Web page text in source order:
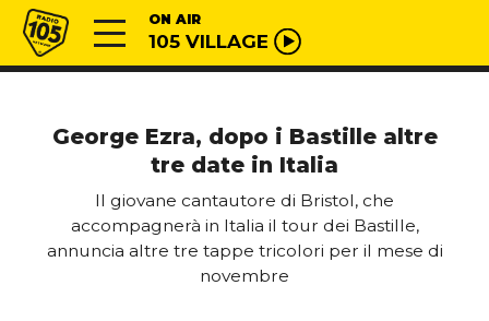
Vai al contenuto
Radio 105 ON AIR
105 VILLAGE
George Ezra, dopo i Bastille altre
tre date in Italia
Il giovane cantautore di Bristol, che
accompagnerà in Italia il tour dei Bastille,
annuncia altre tre tappe tricolori per il mese di
novembre